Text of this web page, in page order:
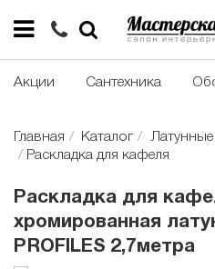
Акции Сантехника
Главная Каталог
Раскладка для кафеля
Раскладка для
хромированная
PROFILES 2,7метра